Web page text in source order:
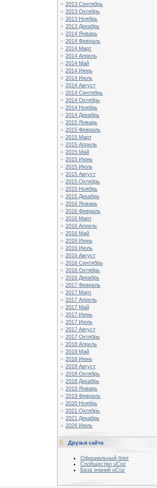
2013 Сентябрь
2013 Октябрь
2013 Ноябрь
2013 Декабрь
2014 Январь
2014 Февраль
2014 Март
2014 Апрель
2014 Май
2014 Июнь
2014 Июль
2014 Август
2014 Сентябрь
2014 Октябрь
2014 Ноябрь
2014 Декабрь
2015 Январь
2015 Февраль
2015 Март
2015 Апрель
2015 Май
2015 Июнь
2015 Июль
2015 Август
2015 Октябрь
2015 Ноябрь
2015 Декабрь
2016 Январь
2016 Февраль
2016 Март
2016 Апрель
2016 Май
2016 Июнь
2016 Июль
2016 Август
2016 Сентябрь
2016 Октябрь
2016 Декабрь
2017 Февраль
2017 Март
2017 Апрель
2017 Май
2017 Июнь
2017 Июль
2017 Август
2017 Октябрь
2018 Апрель
2018 Май
2018 Июнь
2018 Август
2018 Октябрь
2018 Декабрь
2019 Январь
2019 Февраль
2020 Ноябрь
2021 Октябрь
2021 Декабрь
2026 Июль
Друзья сайта
Официальный блог
Сообщество uCoz
База знаний uCoz